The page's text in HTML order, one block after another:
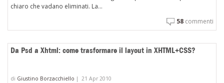
chiaro che vadano eliminati. La...
58 commenti
Da Psd a Xhtml: come trasformare il layout in XHTML+CSS?
di Giustino Borzacchiello | 21 Apr 2010